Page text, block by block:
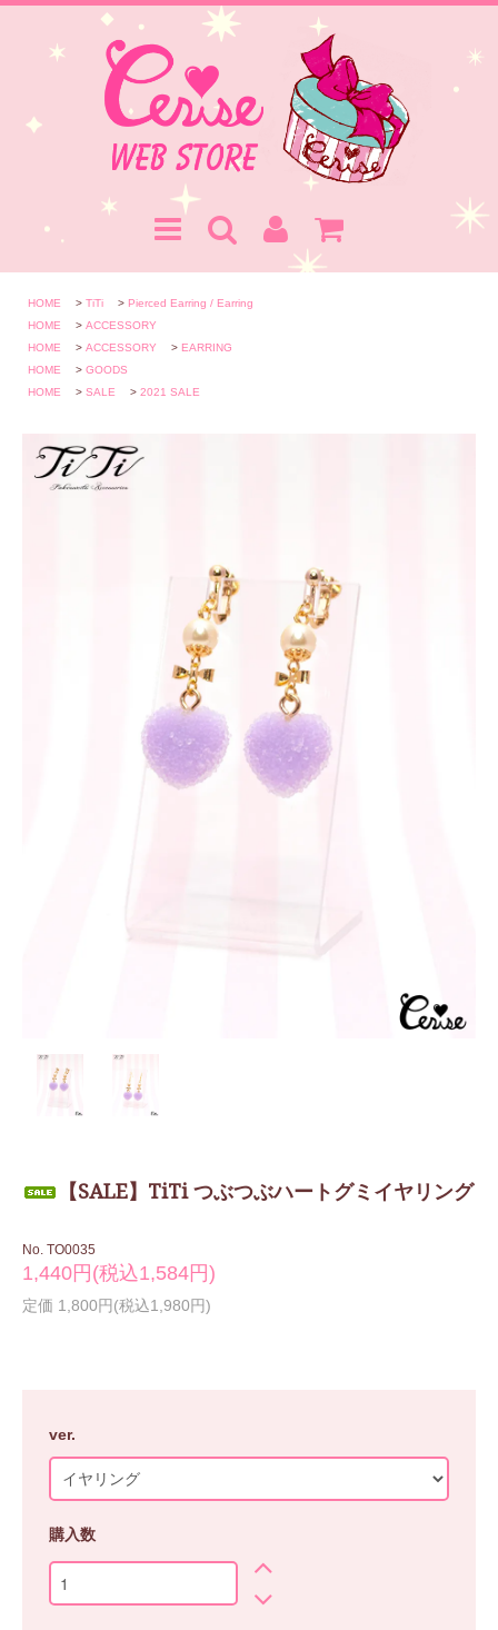
HOME > TiTi > Pierced Earring / Earring
HOME
> ACCESSORY
HOME
> ACCESSORY > EARRING
HOME
> GOODS
HOME
> SALE > 2021 SALE
【SALE】TiTi つぶつぶハートグミイヤリング
No. TO0035
1,440円(税込1,584円)
定価 1,800円(税込1,980円)
ver.
購入数